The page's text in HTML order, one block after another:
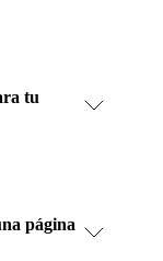
tu
página